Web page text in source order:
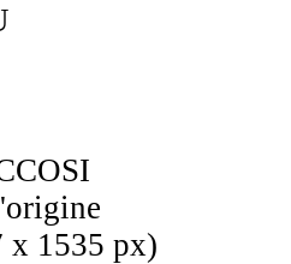
x 1535 px)